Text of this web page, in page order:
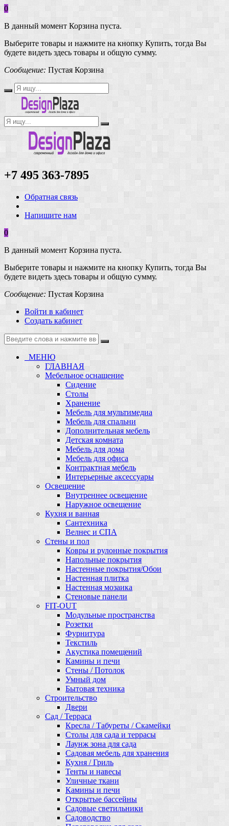
0
В данный момент Корзина пуста.
Выберите товары и нажмите на кнопку Купить, тогда Вы
будете видеть здесь товары и общую сумму.
Сообщение: Пустая Корзина
+7 495 363-7895
Обратная связь
Напишите нам
0
В данный момент Корзина пуста.
Выберите товары и нажмите на кнопку Купить, тогда Вы
будете видеть здесь товары и общую сумму.
Сообщение: Пустая Корзина
Войти в кабинет
Создать кабинет
МЕНЮ
ГЛАВНАЯ
Мебельное оснащение
Сидение
Столы
Хранение
Мебель для мультимедиа
Мебель для спальни
Дополнительная мебель
Детская комната
Мебель для дома
Мебель для офиса
Контрактная мебель
Интерьерные аксессуары
Освещение
Внутреннее освещение
Наружное освещение
Кухня и ванная
Сантехника
Велнес и СПА
Стены и пол
Ковры и рулонные покрытия
Напольные покрытия
Настенные покрытия/Обои
Настенная плитка
Настенная мозаика
Стеновые панели
FIT-OUT
Модульные пространства
Розетки
Фурнитура
Текстиль
Акустика помещений
Камины и печи
Стены / Потолок
Умный дом
Бытовая техника
Строительство
Двери
Сад / Терраса
Кресла / Табуреты / Скамейки
Столы для сада и террасы
Лаунж зона для сада
Садовая мебель для хранения
Кухня / Гриль
Тенты и навесы
Уличные ткани
Камины и печи
Открытые бассейны
Садовые светильники
Садоводство